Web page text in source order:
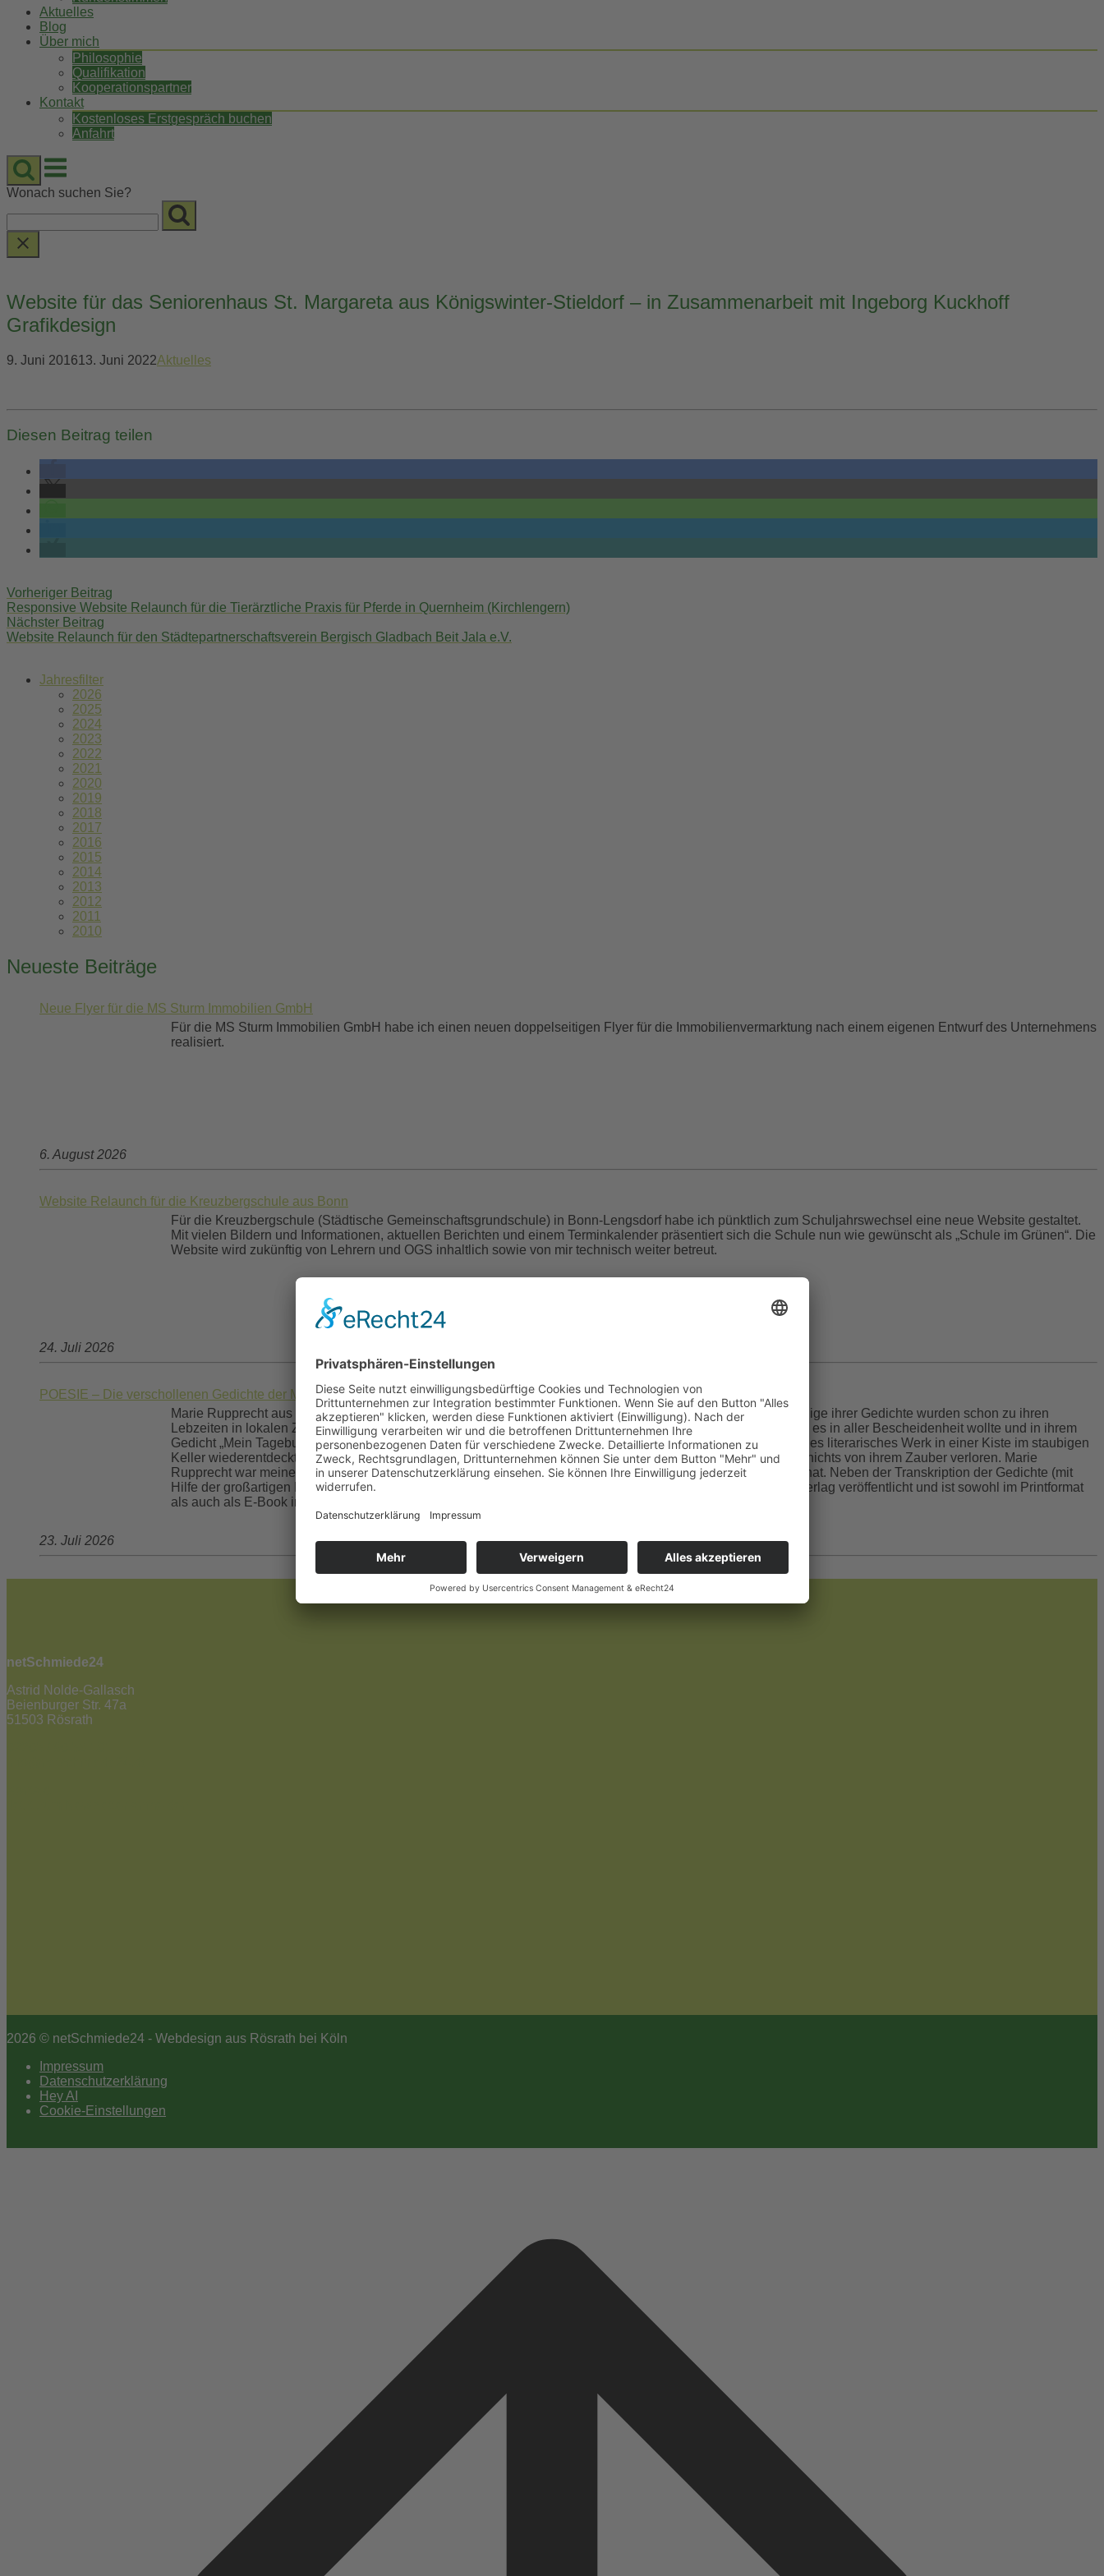
Aktuelles
Blog
Über mich
Philosophie
Qualifikation
Kooperationspartner
Kontakt
Kostenloses Erstgespräch buchen
Anfahrt
Menu
Wonach suchen Sie?
Website für das Seniorenhaus St. Margareta aus Königswinter-Stieldorf – in Zusammenarbeit mit Ingeborg Kuckhoff
Grafikdesign
9. Juni 201613. Juni 2022Aktuelles
Diesen Beitrag teilen
navigation
Vorheriger Beitrag
Responsive Website Relaunch für die Tierärztliche Praxis für Pferde in Quernheim (Kirchlengern)
Nächster Beitrag
Website Relaunch für den Städtepartnerschaftsverein Bergisch Gladbach Beit Jala e.V.
Jahresfilter
2026
2025
2024
2023
2022
2021
2020
2019
2018
2017
2016
2015
2014
2013
2012
2011
2010
Neueste Beiträge
Neue Flyer für die MS Sturm Immobilien GmbH
Für die MS Sturm Immobilien GmbH habe ich einen neuen doppelseitigen Flyer für die Immobilienvermarktung nach einem eigenen Entwurf des Unternehmens
realisiert.
6. August 2026
Website Relaunch für die Kreuzbergschule aus Bonn
Für die Kreuzbergschule (Städtische Gemeinschaftsgrundschule) in Bonn-Lengsdorf habe ich pünktlich zum Schuljahrswechsel eine neue Website gestaltet.
Mit vielen Bildern und Informationen, aktuellen Berichten und einem Terminkalender präsentiert sich die Schule nun wie gewünscht als „Schule im Grünen“. Die
Website wird zukünftig von Lehrern und OGS inhaltlich sowie von mir technisch weiter betreut.
24. Juli 2026
POESIE – Die verschollenen Gedichte der Marie Rupprecht (1829 – 1900)
Marie Rupprecht aus Niederschlesien war eine leidenschaftliche, gefühlvolle Poetin des 19. Jahrhunderts. Einige ihrer Gedichte wurden schon zu ihren
Lebzeiten in lokalen Zeitungen veröffentlicht. Der Großteil blieb jedoch der Öffentlichkeit verborgen, so wie sie es in aller Bescheidenheit wollte und in ihrem
Gedicht „Mein Tagebuch“ auch beschrieb. Es sollten mehr als 120 Jahre vergehen, bevor ihr handgeschriebenes literarisches Werk in einer Kiste im staubigen
Keller wiederentdeckt wurde. Nun soll also endlich ihr Wunsch erfüllt werden. Denn ihre Poesie hat bis heute nichts von ihrem Zauber verloren. Marie
Rupprecht war meine Ururgroßtante und ich bin diejenige, die ihr Werk wiederentdeckt und nun veröffentlicht hat. Neben der Transkription der Gedichte (mit
Hilfe der großartigen Kristin Sadiku) habe ich das Cover selbst gestaltet. Das Buch wurde nun im Rediroma-Verlag veröffentlicht und ist sowohl im Printformat
als auch als E-Book in allen gängigen Shops verfügbar und kann in jeder Buchhandlung bestellt werden.
23. Juli 2026
netSchmiede24
Astrid Nolde-Gallasch
Beienburger Str. 47a
51503 Rösrath
2026 © netSchmiede24 - Webdesign aus Rösrath bei Köln
Impressum
Datenschutzerklärung
Hey AI
Cookie-Einstellungen